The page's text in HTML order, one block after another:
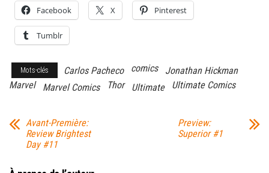
Facebook X Pinterest
Tumblr
Mots-clés Carlos Pacheco comics
Jonathan Hickman
Marvel
Marvel Comics Thor Ultimate Ultimate Comics
Avant-Première:
Review Brightest
Day #11
Preview:
Superior #1